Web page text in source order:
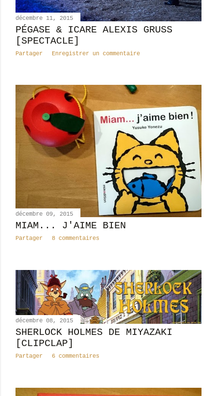
décembre 11, 2015
PÉGASE & ICARE ALEXIS GRUSS
[SPECTACLE]
Partager Enregistrer un commentaire
décembre 09, 2015
MIAM... J'AIME BIEN
Partager 8 commentaires
décembre 08, 2015
SHERLOCK HOLMES DE MIYAZAKI
[CLIPCLAP]
Partager 6 commentaires